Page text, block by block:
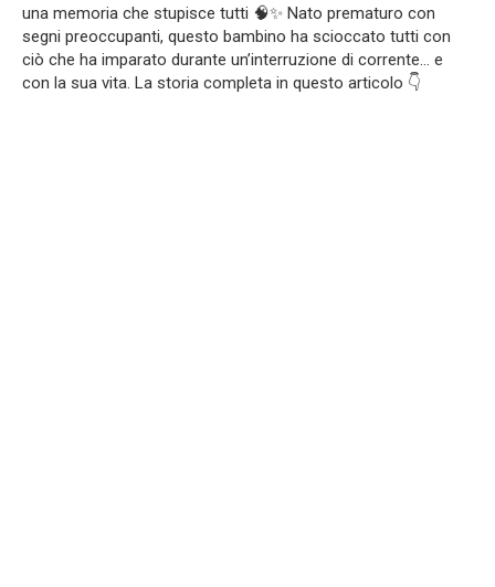
una memoria che stupisce tutti 🧠✨ Nato prematuro con
segni preoccupanti, questo bambino ha scioccato tutti con
ciò che ha imparato durante un’interruzione di corrente… e
con la sua vita. La storia completa in questo articolo 👇